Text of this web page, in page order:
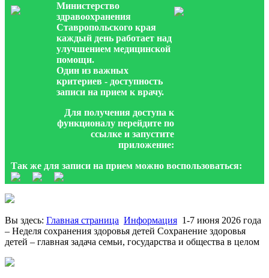
Министерство
здравоохранения
Ставропольского края
каждый день работает над
улучшением медицинской
помощи.
Один из важных
критериев - доступность
записи на прием к врачу.
Для получения доступа к
функционалу перейдите по
ссылке и запустите
приложение:
Так же для записи на прием можно воспользоваться:
Вы здесь: Главная страница Информация 1-7 июня 2026 года
– Неделя сохранения здоровья детей Сохранение здоровья
детей – главная задача семьи, государства и общества в целом